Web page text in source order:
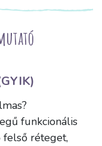
funkcionális
felső réteget,